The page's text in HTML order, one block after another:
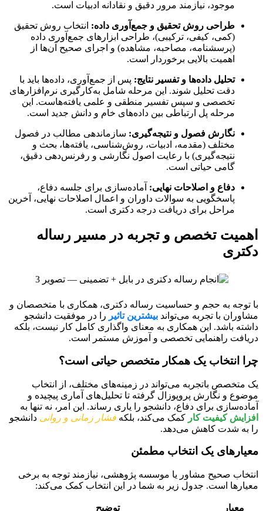
موجود، نیازمند مرور دقیق و نقادانه ادبیات است.
طراحی روش تحقیق و جمع‌آوری داده: انتخاب روش تحقیق
(کمی، کیفی، ترکیبی)، طراحی ابزارهای جمع‌آوری داده
(پرسشنامه، مصاحبه، مشاهده) و اجرای صحیح آن‌ها از
اهمیت بالایی برخوردار است.
تحلیل داده‌ها و تفسیر نتایج: پس از جمع‌آوری، داده‌ها باید با
دقت تحلیل شوند. این مرحله شامل به‌کارگیری نرم‌افزارهای
تخصصی و سپس تفسیر منطقی و علمی یافته‌هاست. این
مرحله پل ارتباطی بین داده‌های خام و دانش جدید است.
نگارش فصول و نتیجه‌گیری: سازماندهی مطالب در فصول
مختلف (مقدمه، ادبیات، روش‌شناسی، یافته‌ها، بحث و
نتیجه‌گیری) با رعایت اصول نگارشی و رفرنس‌دهی دقیق،
گامی حیاتی است.
دفاع و اصلاحات نهایی: آماده‌سازی برای جلسه دفاع،
پاسخگویی به سوالات داوران و اعمال اصلاحات نهایی، آخرین
مراحل برای دریافت درجه دکتری است.
اهمیت تخصص و تجربه در مسیر رساله
دکتری
با توجه به حجم و حساسیت رساله دکتری، همکاری با متخصصان و
مشاوران با تجربه می‌تواند بیشترین تاثیر را در موفقیت دانشجو
داشته باشد. این همکاری به معنای واگذاری کامل کار نیست، بلکه
دریافت راهنمایی تخصصی و آموزش مستمر است.
چرا انتخاب یک همکار متخصص حیاتی است؟
یک متخصص باتجربه می‌تواند در زمینه‌های مختلف، از انتخاب
موضوع و نگارش پروپوزال گرفته تا تحلیل‌های آماری پیچیده و
آماده‌سازی برای دفاع، دانشجو را یاری رساند. این امر، نه تنها به
افزایش کیفیت کار کمک می‌کند، بلکه فشار زمانی و روانی دانشجو
را به شدت کاهش می‌دهد.
معیارهای یک انتخاب مطمئن
انتخاب صحیح مشاور یا موسسه پژوهشی، نیازمند توجه به برخی
معیارها است. جدول زیر به شما در این انتخاب کمک می‌کند:
معیار
توضیح